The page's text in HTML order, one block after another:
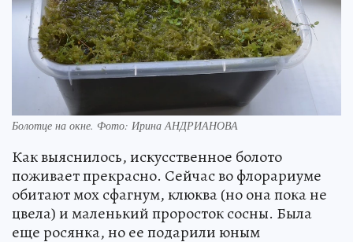
Болотце на окне. Фото: Ирина АНДРИАНОВА
Как выяснилось, искусственное болото
поживает прекрасно. Сейчас во флорариуме
обитают мох сфагнум, клюква (но она пока не
цвела) и маленький проросток сосны. Была
еще росянка, но ее подарили юным